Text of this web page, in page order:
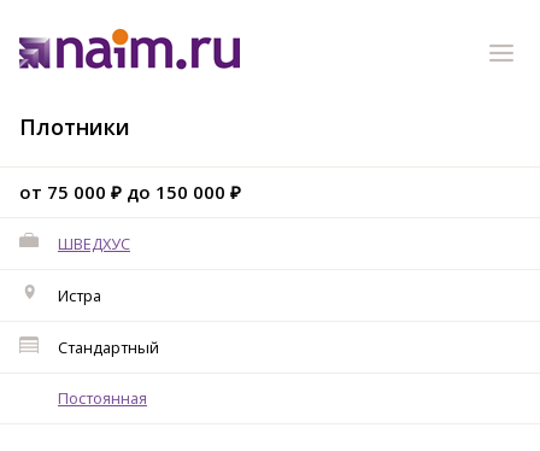
Плотники
от 75 000 ₽ до 150 000 ₽
ШВЕДХУС
Истра
Стандартный
Постоянная